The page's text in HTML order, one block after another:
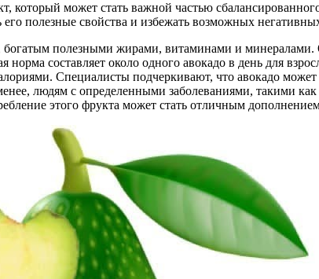
который может стать важной частью
полезные свойства и избежать возможных
полезными жирами, витаминами и минералами.
составляет около одного авокадо в день для
Специалисты подчеркивают, что авокадо
людям с определенными заболеваниями, такими как
этого фрукта может стать отличным